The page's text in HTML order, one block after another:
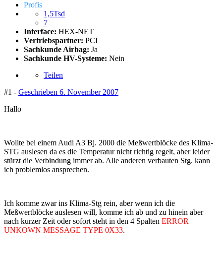
Profis
1,5Tsd
7
Interface: HEX-NET
Vertriebspartner: PCI
Sachkunde Airbag: Ja
Sachkunde HV-Systeme: Nein
Teilen
#1 - Geschrieben 6. November 2007
Hallo
Wollte bei einem Audi A3 Bj. 2000 die Meßwertblöcke des Klima-
STG auslesen da es die Temperatur nicht richtig regelt, aber leider
stürzt die Verbindung immer ab. Alle anderen verbauten Stg. kann
ich problemlos ansprechen.
Ich komme zwar ins Klima-Stg rein, aber wenn ich die
Meßwertblöcke auslesen will, komme ich ab und zu hinein aber
nach kurzer Zeit oder sofort steht in den 4 Spalten ERROR
UNKOWN MESSAGE TYPE 0X33.